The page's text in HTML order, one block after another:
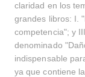
claridad en los
grandes libros: I.
competencia"; y
denominado
indispensable
ya que contiene